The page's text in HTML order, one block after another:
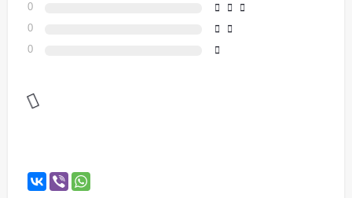
0
0
0